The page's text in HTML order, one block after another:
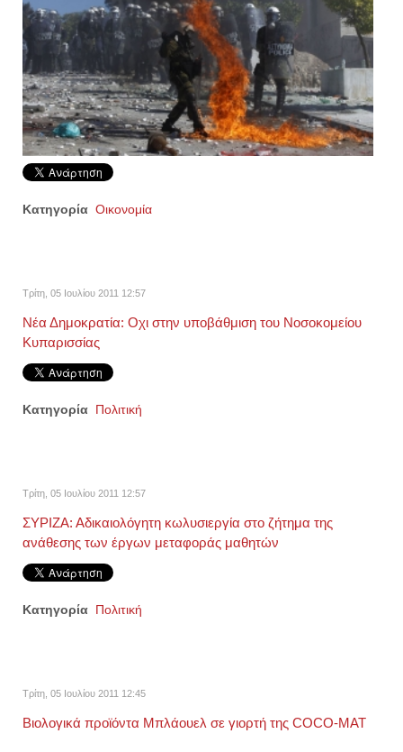
Κατηγορία Οικονομία
Τρίτη, 05 Ιουλίου 2011 12:57
Νέα Δημοκρατία: Οχι στην υποβάθμιση του Νοσοκομείου
Κυπαρισσίας
Κατηγορία Πολιτική
Τρίτη, 05 Ιουλίου 2011 12:57
ΣΥΡΙΖΑ: Αδικαιολόγητη κωλυσιεργία στο ζήτημα της
ανάθεσης των έργων μεταφοράς μαθητών
Κατηγορία Πολιτική
Τρίτη, 05 Ιουλίου 2011 12:45
Βιολογικά προϊόντα Μπλάουελ σε γιορτή της COCO-MAT